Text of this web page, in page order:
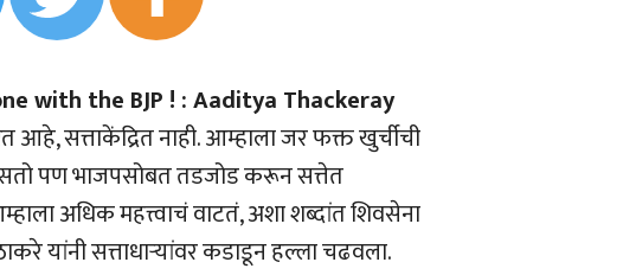
with the BJP ! : Aaditya Thackeray
सत्ताकेंद्रित नाही. आम्हाला जर फक्त खुर्चीची
पण भाजपसोबत तडजोड करून सत्तेत
अधिक महत्त्वाचं वाटतं, अशा शब्दांत शिवसेना
यांनी सत्ताधार्‍यांवर कडाडून हल्ला चढवला.